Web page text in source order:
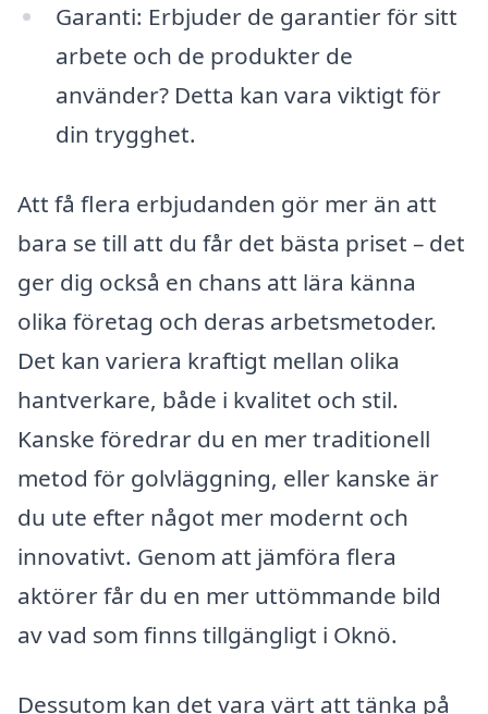
Garanti: Erbjuder de garantier för sitt
arbete och de produkter de
använder? Detta kan vara viktigt för
din trygghet.
Att få flera erbjudanden gör mer än att
bara se till att du får det bästa priset – det
ger dig också en chans att lära känna
olika företag och deras arbetsmetoder.
Det kan variera kraftigt mellan olika
hantverkare, både i kvalitet och stil.
Kanske föredrar du en mer traditionell
metod för golvläggning, eller kanske är
du ute efter något mer modernt och
innovativt. Genom att jämföra flera
aktörer får du en mer uttömmande bild
av vad som finns tillgängligt i Oknö.
Dessutom kan det vara värt att tänka på